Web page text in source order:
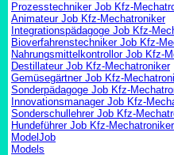
Prozesstechniker Job Kfz-
Animateur Job Kfz-Mechatroniker
Integrationspädagoge Job Kfz-
Bioverfahrenstechniker Job Kfz-
Nahrungsmittelkontrollor Job Kfz-
Destillateur Job Kfz-Mechatroniker
Gemüsegärtner Job Kfz-
Sonderpädagoge Job Kfz-
Innovationsmanager Job Kfz-
Sonderschullehrer Job Kfz-
Hundeführer Job Kfz-Mechatroniker
ModelJob
Models